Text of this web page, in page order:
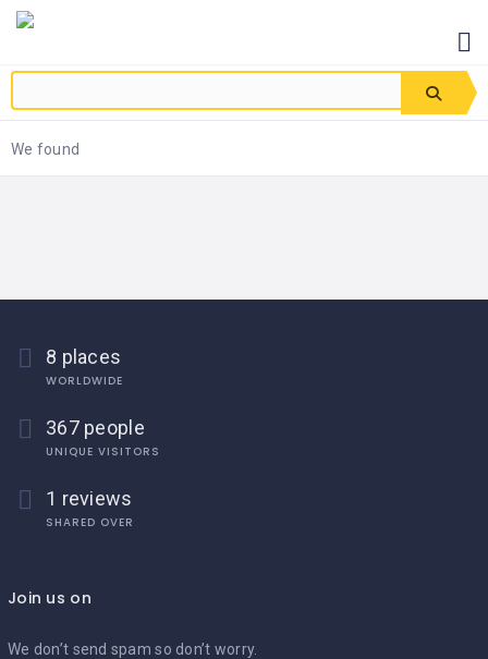
We found
8 places
WORLDWIDE
367 people
UNIQUE VISITORS
1 reviews
SHARED OVER
Join us on
We don’t send spam so don’t worry.